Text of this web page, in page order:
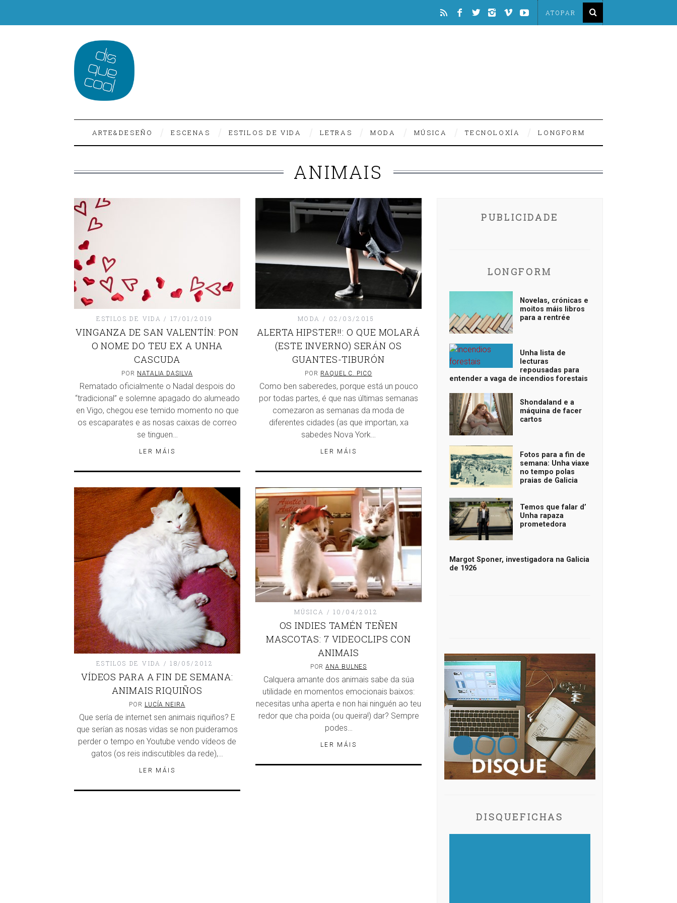
ARTE&DESEÑO ESCENAS ESTILOS DE VIDA LETRAS MODA MÚSICA TECNOLOXÍA LONGFORM
ANIMAIS
ESTILOS DE VIDA 17/01/2019
VINGANZA DE SAN VALENTÍN: PON
O NOME DO TEU EX A UNHA
CASCUDA
POR NATALIA DASILVA
Rematado oficialmente o Nadal despois do
“tradicional” e solemne apagado do alumeado
en Vigo, chegou ese temido momento no que
os escaparates e as nosas caixas de correo
se tinguen…
LER MÁIS
MODA 02/03/2015
ALERTA HIPSTER!!: O QUE MOLARÁ
(ESTE INVERNO) SERÁN OS
GUANTES-TIBURÓN
POR RAQUEL C. PICO
Como ben saberedes, porque está un pouco
por todas partes, é que nas últimas semanas
comezaron as semanas da moda de
diferentes cidades (as que importan, xa
sabedes Nova York…
LER MÁIS
ESTILOS DE VIDA 18/05/2012
VÍDEOS PARA A FIN DE SEMANA:
ANIMAIS RIQUIÑOS
POR LUCÍA NEIRA
Que sería de internet sen animais riquiños? E
que serían as nosas vidas se non puideramos
perder o tempo en Youtube vendo vídeos de
gatos (os reis indiscutibles da rede),…
LER MÁIS
MÚSICA 10/04/2012
OS INDIES TAMÉN TEÑEN
MASCOTAS: 7 VIDEOCLIPS CON
ANIMAIS
PORANA BULNES
Calquera amante dos animais sabe da súa
utilidade en momentos emocionais baixos:
necesitas unha aperta e non hai ninguén ao teu
redor que cha poida (ou queira!) dar? Sempre
podes…
LER MÁIS
PUBLICIDADE
LONGFORM
Novelas, crónicas e
moitos máis libros
para a rentrée
Unha lista de
lecturas
repousadas para
entender a vaga de incendios forestais
Shondaland e a
máquina de facer
cartos
Fotos para a fin de
semana: Unha viaxe
no tempo polas
praias de Galicia
Temos que falar d’
Unha rapaza
prometedora
Margot Sponer, investigadora na Galicia
de 1926
DISQUEFICHAS